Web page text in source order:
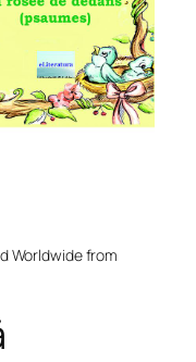
Worldwide from